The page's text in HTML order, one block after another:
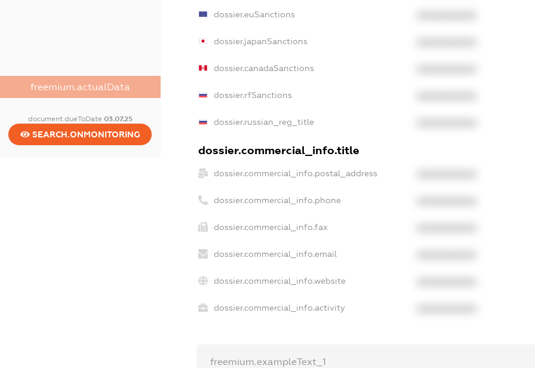
freemium.actualData
document.dueToDate 03.07.25
SEARCH.ONMONITORING
dossier.euSanctions
dossier.japanSanctions
dossier.canadaSanctions
dossier.rfSanctions
dossier.russian_reg_title
dossier.commercial_info.title
dossier.commercial_info.postal_address
dossier.commercial_info.phone
dossier.commercial_info.fax
dossier.commercial_info.email
dossier.commercial_info.website
dossier.commercial_info.activity
freemium.exampleText_1